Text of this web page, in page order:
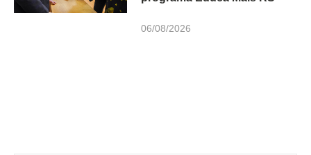
06/08/2026